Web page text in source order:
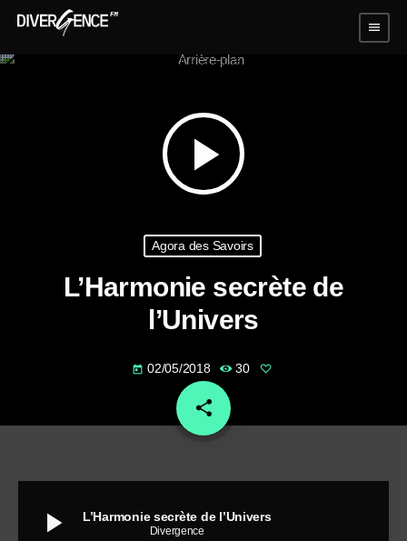
menu
play_arrow
Agora des Savoirs
L’Harmonie secrète de
l’Univers
today 02/05/2018 30
share
email
play_arrow L’Harmonie secrète de l’Univers
Divergence